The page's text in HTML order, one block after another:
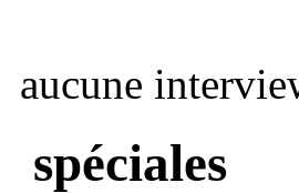
aucune
spéciales